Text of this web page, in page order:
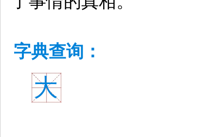
字典查询：
大